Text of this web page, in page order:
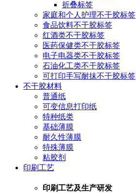
折叠标签
家庭和个人护理不干胶标签
食品饮料不干胶标签
红酒类不干胶标签
医药保健类不干胶标签
电子电器类不干胶标签
石油化工类不干胶标签
可打印手写耐抹不干胶标签
不干胶材料
普通纸
可变信息打印纸
特种纸类
基础薄膜
耐久性薄膜
特殊薄膜
粘胶剂
印刷工艺
印刷工艺及生产研发